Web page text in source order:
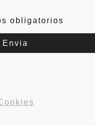
obligatorios
Envia